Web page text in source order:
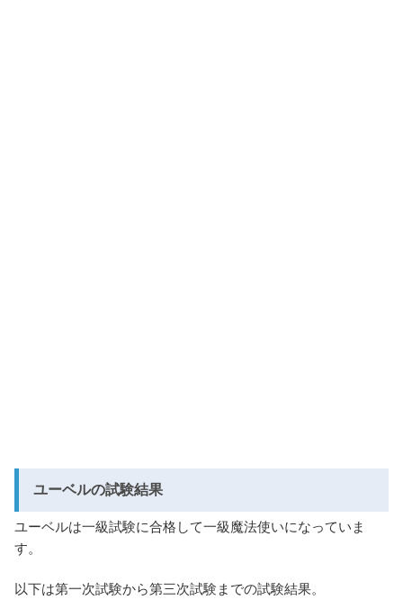
ユーベルの試験結果
ユーベルは一級試験に合格して一級魔法使いになっていま
す。
以下は第一次試験から第三次試験までの試験結果。